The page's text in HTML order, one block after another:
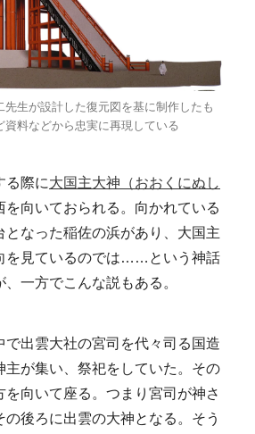
生が設計した復元図を基に制作したも
資料などから忠実に再現している
る際に大国主大神（おおくにぬし
を向いておられる。向かれている
となった稲佐の浜があり、大国主
を見ているのでは……という神話
一方でこんな説もある。
で出雲大社の宮司を代々司る国造
主が集い、祭祀をしていた。その
を向いて座る。つまり宮司が神さ
の後ろに出雲の大神となる。そう